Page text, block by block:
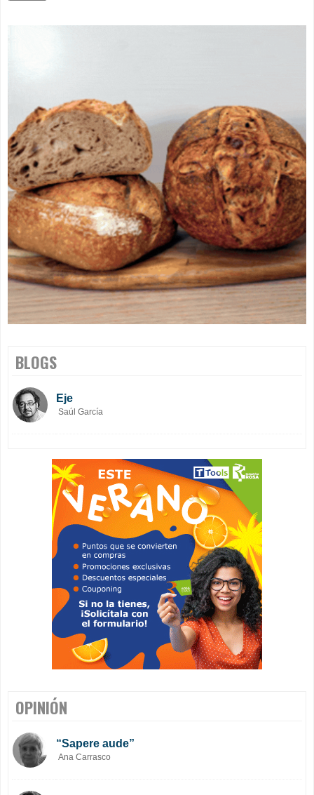
BLOGS
Eje
Saúl García
OPINIÓN
“Sapere aude”
Ana Carrasco